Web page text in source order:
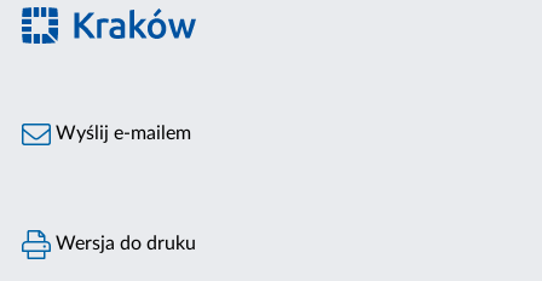
Wyślij e-mailem
Wersja do druku